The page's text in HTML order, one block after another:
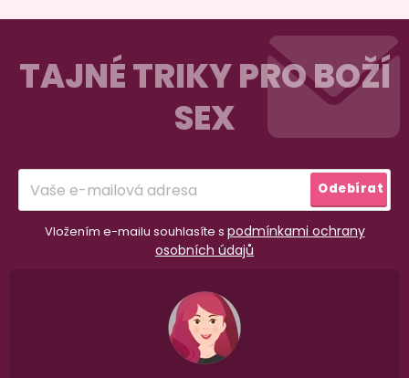
98% spokojenost
recenzí ověřených zakazníků
100% diskrétní balení
Nikdo nepozná, co jste si objednali. Mrkněte,
vypadá balíček.
TAJNÉ TRIKY PRO BOŽÍ
SEX
Vložením e-mailu souhlasíte s podmínkami ochrany
osobních údajů
Odebírat